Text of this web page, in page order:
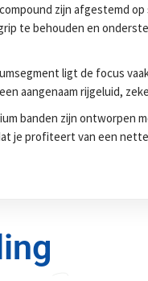
zijn afgestemd
te behouden en
ligt de focus
aangenaam rijgeluid,
banden zijn ontworpen
je profiteert van een